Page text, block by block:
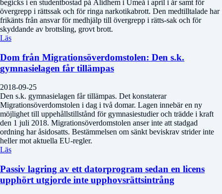
begicks i en studentbostad på Ålidhem i Umeå i april i år samt för
övergrepp i rättssak och för ringa narkotikabrott. Den medtilltalade har
frikänts från ansvar för medhjälp till övergrepp i rätts-sak och för
skyddande av brottsling, grovt brott.
Läs
Dom från Migrationsöverdomstolen: Den s.k.
gymnasielagen får tillämpas
2018-09-25
Den s.k. gymnasielagen får tillämpas. Det konstaterar
Migrationsöverdomstolen i dag i två domar. Lagen innebär en ny
möjlighet till uppehållstillstånd för gymnasiestudier och trädde i kraft
den 1 juli 2018. Migrationsöverdomstolen anser inte att stadgad
ordning har åsidosatts. Bestämmelsen om sänkt beviskrav strider inte
heller mot aktuella EU-regler.
Läs
Passiv lagring av ett datorprogram sedan en licens
upphört utgjorde inte upphovsrättsintrång